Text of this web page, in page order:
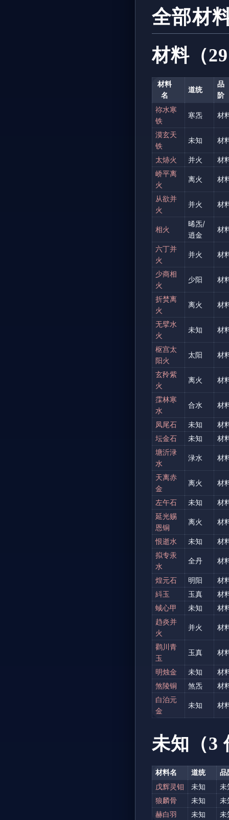
全部材
材料（
材料
名
道统
品
阶
祢水寒
铁
寒炁 材
漠玄天
铁
未知 材
太焃火 并火
材
峤平离
火
离火 材
从欲并
火
并火 材
相火
晞炁/
逍金
材
六丁并
火
并火 材
少商相
火
少阳 材
折焚离
火
离火 材
无擘水
火
未知 材
枢宫太
阳火
太阳 材
玄矝紫
火
离火 材
霂林寒
水
合水 材
凤尾石 未知
材
坛金石
未知
材
塘沂渌
水
渌水 材
天离赤
金
离火 材
左午石 未知
材
延光赐
恩铜
离火 材
恨逝水 未知
材
拟专汞
水
全丹 材
煌元石 明阳
材
紏玉
玉真
材
蜮心甲
未知
材
趋炎并
火
并火 材
鹳川青
玉
玉真 材
明烛金 未知
材
煞陵铜
煞炁
材
白泊元
金
未知 材
未知（3
材料名 道统 品
戊辉灵钼 未知
未
狼麟骨
未知
未
赫白羽
未知 未